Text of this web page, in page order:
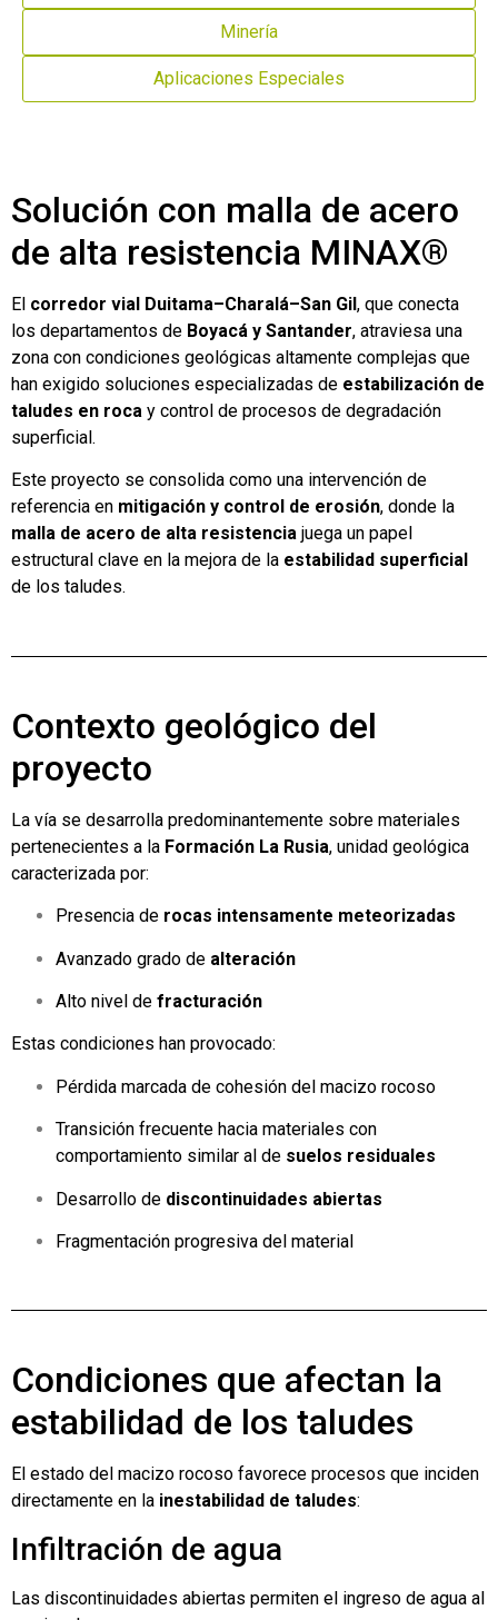
Minería
Aplicaciones Especiales
Solución con malla de acero
de alta resistencia MINAX®
El corredor vial Duitama–Charalá–San Gil, que conecta
los departamentos de Boyacá y Santander, atraviesa una
zona con condiciones geológicas altamente complejas que
han exigido soluciones especializadas de estabilización de
taludes en roca y control de procesos de degradación
superficial.
Este proyecto se consolida como una intervención de
referencia en mitigación y control de erosión, donde la
malla de acero de alta resistencia juega un papel
estructural clave en la mejora de la estabilidad superficial
de los taludes.
Contexto geológico del
proyecto
La vía se desarrolla predominantemente sobre materiales
pertenecientes a la Formación La Rusia, unidad geológica
caracterizada por:
Presencia de rocas intensamente meteorizadas
Avanzado grado de alteración
Alto nivel de fracturación
Estas condiciones han provocado:
Pérdida marcada de cohesión del macizo rocoso
Transición frecuente hacia materiales con
comportamiento similar al de suelos residuales
Desarrollo de discontinuidades abiertas
Fragmentación progresiva del material
Condiciones que afectan la
estabilidad de los taludes
El estado del macizo rocoso favorece procesos que inciden
directamente en la inestabilidad de taludes:
Infiltración de agua
Las discontinuidades abiertas permiten el ingreso de agua al